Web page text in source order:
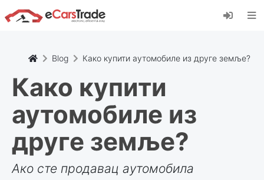
Инсталирајте веб апликацију еЦарсТраде,
додајте је на свој почетни екран и примајте
Инсталирај
Поништити, отказати
Blog Како купити аутомобиле из друге земље?
Како купити
аутомобиле из
друге земље?
Ако сте продавац аутомобила